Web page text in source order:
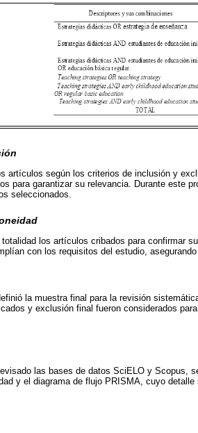
artículos según los criterios de inclusión y
para garantizar su relevancia. Durante este
seleccionados.
los artículos cribados para confirmar
con los requisitos del estudio,
la muestra final para la revisión
y exclusión final fueron considerados
las bases de datos SciELO y Scopus,
y el diagrama de flujo PRISMA, cuyo